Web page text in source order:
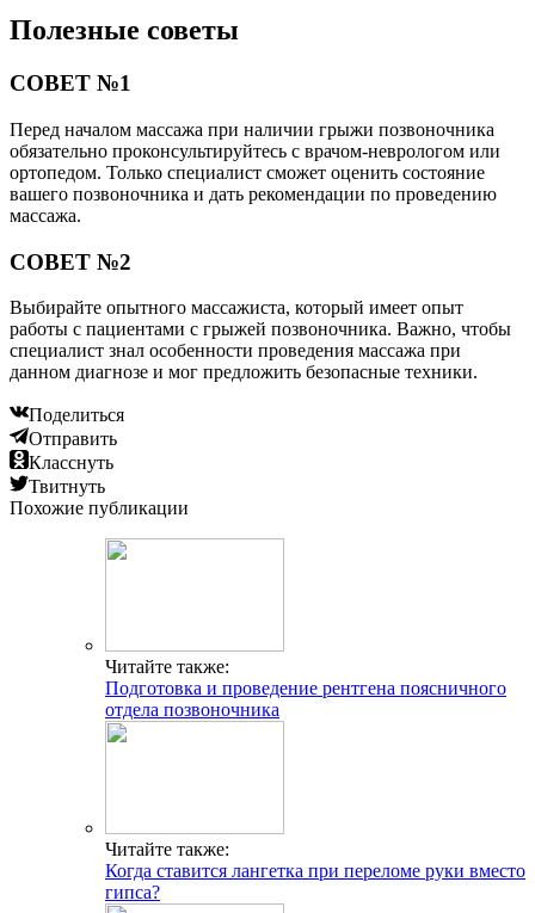
Полезные советы
СОВЕТ №1
Перед началом массажа при наличии грыжи позвоночника
обязательно проконсультируйтесь с врачом-неврологом или
ортопедом. Только специалист сможет оценить состояние
вашего позвоночника и дать рекомендации по проведению
массажа.
СОВЕТ №2
Выбирайте опытного массажиста, который имеет опыт
работы с пациентами с грыжей позвоночника. Важно, чтобы
специалист знал особенности проведения массажа при
данном диагнозе и мог предложить безопасные техники.
Поделиться
Отправить
Класснуть
Твитнуть
Похожие публикации
Читайте также:
Подготовка и проведение рентгена поясничного
отдела позвоночника
Читайте также:
Когда ставится лангетка при переломе руки вместо
гипса?